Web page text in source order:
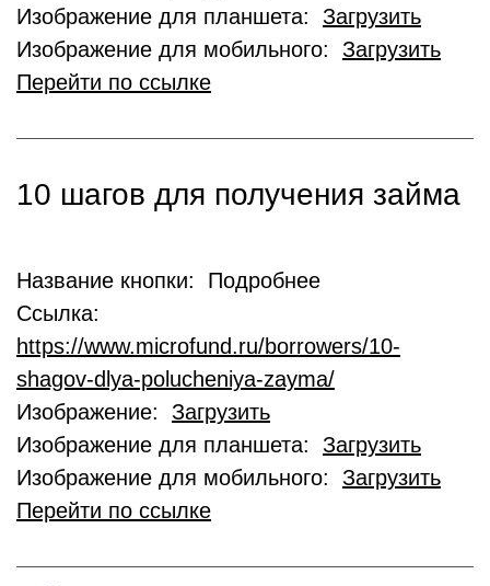
Изображение для планшета: Загрузить
Изображение для мобильного: Загрузить
Перейти по ссылке
10 шагов для получения займа
Название кнопки: Подробнее
Ссылка:
https://www.microfund.ru/borrowers/10-
shagov-dlya-polucheniya-zayma/
Изображение: Загрузить
Изображение для планшета: Загрузить
Изображение для мобильного: Загрузить
Перейти по ссылке